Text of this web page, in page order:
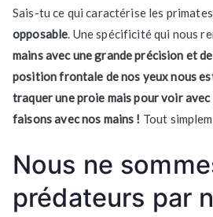
Sais-tu ce qui caractérise les
opposable. Une spécificité qui nous
mains avec une grande précision et
position frontale de nos yeux nous
traquer une proie mais pour voir
faisons avec nos mains ! Tout
Nous ne
prédateurs par